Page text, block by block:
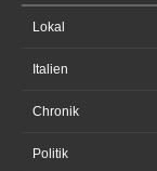
Lokal
Italien
Chronik
Politik